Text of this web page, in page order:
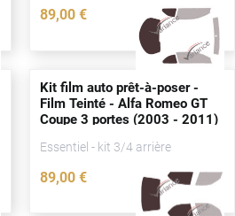
89,00 €
0049-ALF
Kit film auto prêt-à-poser -
Film Teinté - Alfa Romeo GT
Coupe 3portes (2003 - 2011)
Essentiel - kit 3/4 arrière
89,00 €